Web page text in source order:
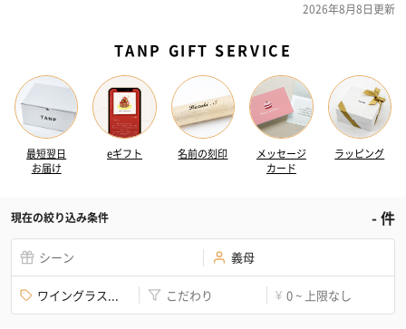
2026年8月8日更新
TANP GIFT SERVICE
最短翌日
お届け
eギフト 名前の刻印
メッセージ
カード
ラッピング
現在の絞り込み条件 -件
シーン 義母
ワイングラス... こだわり ¥ 0 ~ 上限なし